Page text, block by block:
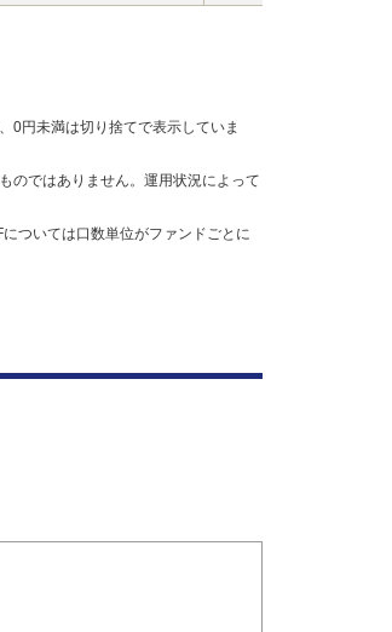
0円未満は切り捨てで表示していま
のではありません。運用状況によって
ついては口数単位がファンドごとに